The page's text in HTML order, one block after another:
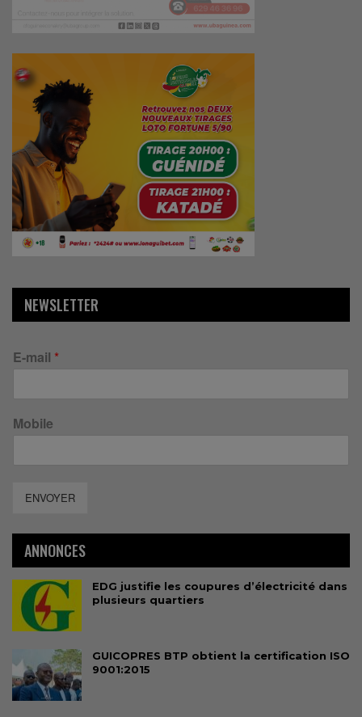
NEWSLETTER
E-mail *
Mobile
ENVOYER
ANNONCES
EDG justifie les coupures d’électricité dans
plusieurs quartiers
GUICOPRES BTP obtient la certification ISO
9001:2015